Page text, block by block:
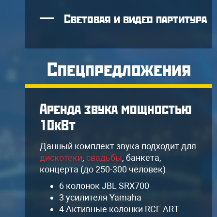
Световая и видео партитура
Спецпредложения
Аренда звука мощностью
10кВт
Данный комплект звука подходит для
дискотеки, свадьбы, банкета,
концерта (до 250-300 человек)
6 колонок JBL SRX700
3 усилителя Yamaha
4 Активные колонки RCF ART